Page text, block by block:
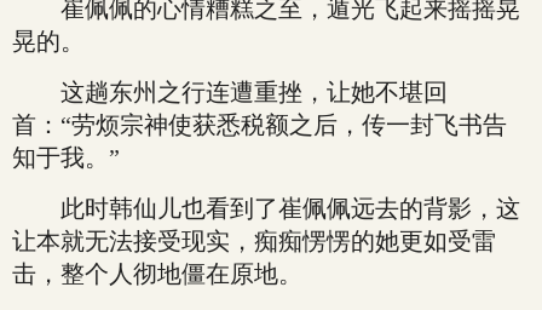
崔佩佩的心情糟糕之至，遁光飞起来摇摇晃
晃的。
这趟东州之行连遭重挫，让她不堪回
首：“劳烦宗神使获悉税额之后，传一封飞书告
知于我。”
此时韩仙儿也看到了崔佩佩远去的背影，这
让本就无法接受现实，痴痴愣愣的她更如受雷
击，整个人彻地僵在原地。